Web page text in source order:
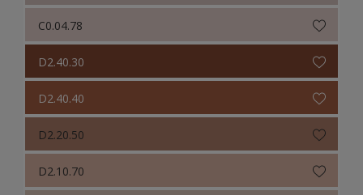
C0.04.78
D2.40.30
D2.40.40
D2.20.50
D2.10.70